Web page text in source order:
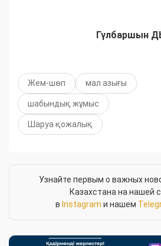
Гүлбаршын
Жем-шөп мал азығы
шабындық жұмыс
Шаруа қожалық
Узнайте первым о важных
Казахстана на нашей
в Instagram и нашем